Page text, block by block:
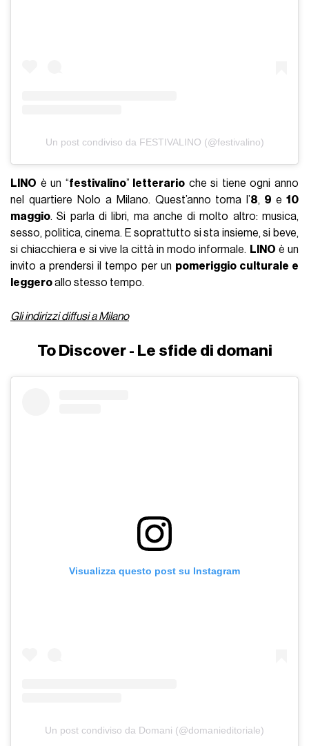
Un post condiviso da FESTIVALINO (@festivalino)
LINO è un “festivalino” letterario che si tiene ogni anno
nel quartiere Nolo a Milano. Quest’anno torna l’8, 9e 10
maggio. Si parla di libri, ma anche di molto altro: musica,
sesso, politica, cinema. E soprattutto si sta insieme, si beve,
si chiacchiera e si vive la città in modo informale. LINO è un
invito a prendersi il tempo per un pomeriggio culturale e
leggeroallo stesso tempo.
Gli indirizzi diffusi a Milano
To Discover - Le sfide di domani
Visualizza questo post su Instagram
Un post condiviso da Domani (@domanieditoriale)